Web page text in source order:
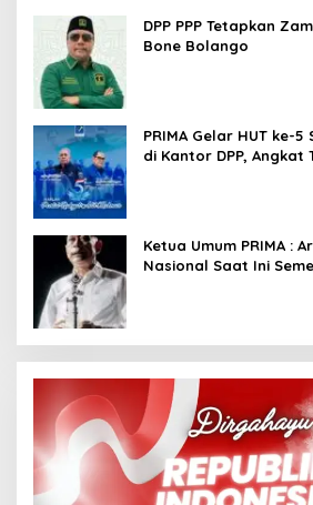
DPP PPP Tetapkan
Bone Bolango
PRIMA Gelar HUT ke-
di Kantor DPP, Angkat
Ketua Umum PRIMA :
Nasional Saat Ini